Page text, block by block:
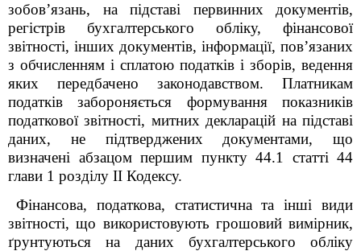
зобов’язань, на підставі первинних документів,
регістрів бухгалтерського обліку, фінансової
звітності, інших документів, інформації, пов’язаних
з обчисленням і сплатою податків і зборів, ведення
яких передбачено законодавством. Платникам
податків забороняється формування показників
податкової звітності, митних декларацій на підставі
даних, не підтверджених документами, що
визначені абзацом першим пункту 44.1 статті 44
глави 1 розділу ІІ Кодексу.
Фінансова, податкова, статистична та інші види
звітності, що використовують грошовий вимірник,
ґрунтуються на даних бухгалтерського обліку